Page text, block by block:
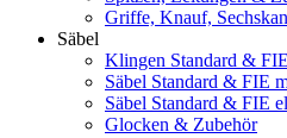
Griffe, Knauf,
Säbel
Klingen Standard & FIE
Säbel Standard & FIE
Säbel Standard & FIE
Glocken & Zubehör